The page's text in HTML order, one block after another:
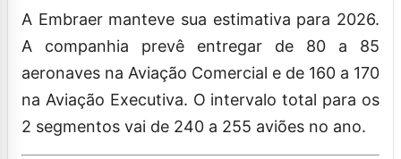
A Embraer manteve sua estimativa para 2026.
A companhia prevê entregar de 80 a 85
aeronaves na Aviação Comercial e de 160 a 170
na Aviação Executiva. O intervalo total para os
2 segmentos vai de 240 a 255 aviões no ano.